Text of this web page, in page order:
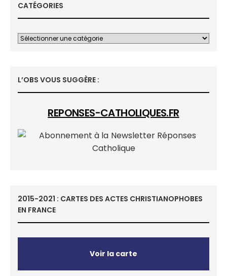
CATÉGORIES
L’OBS VOUS SUGGÈRE :
REPONSES-CATHOLIQUES.FR
2015-2021 : CARTES DES ACTES CHRISTIANOPHOBES
EN FRANCE
Voir la carte